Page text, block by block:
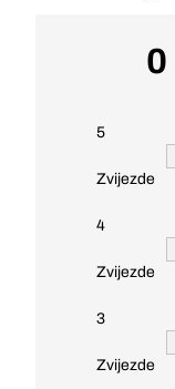
0
5
Zvijezde
4
Zvijezde
3
Zvijezde